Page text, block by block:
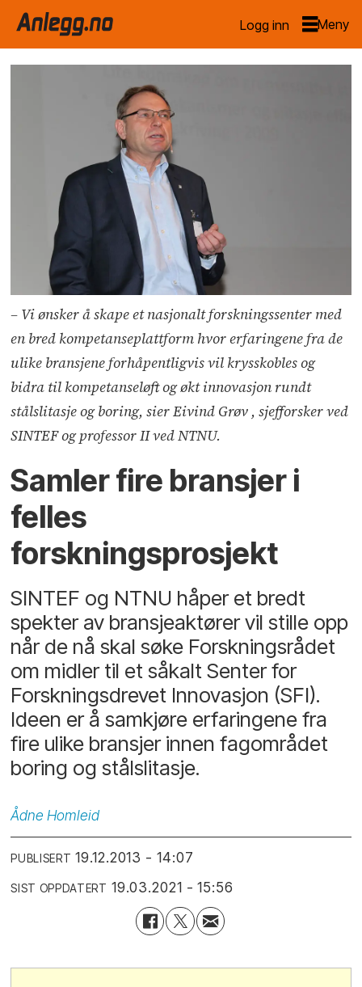
Logg inn
– Vi ønsker å skape et nasjonalt forskningssenter med
en bred kompetanseplattform hvor erfaringene fra de
ulike bransjene forhåpentligvis vil krysskobles og
bidra til kompetanseløft og økt innovasjon rundt
stålslitasje og boring, sier Eivind Grøv , sjefforsker ved
SINTEF og professor II ved NTNU.
Samler fire bransjer i
felles
forskningsprosjekt
SINTEF og NTNU håper et bredt
spekter av bransjeaktører vil stille opp
når de nå skal søke Forskningsrådet
om midler til et såkalt Senter for
Forskningsdrevet Innovasjon (SFI).
Ideen er å samkjøre erfaringene fra
fire ulike bransjer innen fagområdet
boring og stålslitasje.
Ådne Homleid
PUBLISERT 19.12.2013 - 14:07
SIST OPPDATERT 19.03.2021 - 15:56